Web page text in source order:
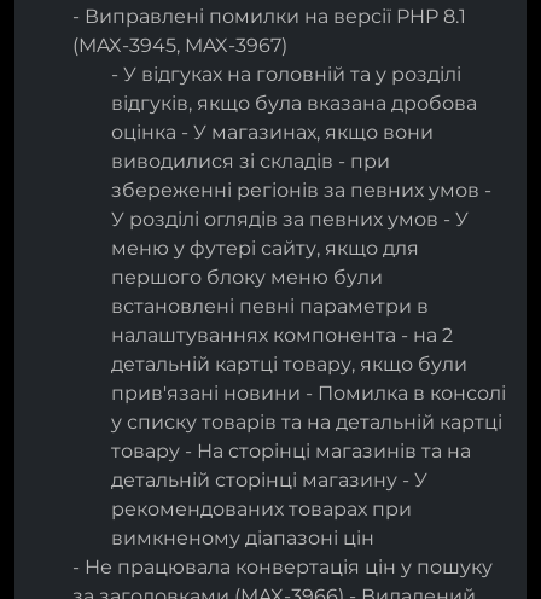
- Виправлені помилки на версії PHP 8.1
(MAX-3945, MAX-3967)
- У відгуках на головній та у розділі
відгуків, якщо була вказана дробова
оцінка - У магазинах, якщо вони
виводилися зі складів - при
збереженні регіонів за певних умов -
У розділі оглядів за певних умов - У
меню у футері сайту, якщо для
першого блоку меню були
встановлені певні параметри в
налаштуваннях компонента - на 2
детальній картці товару, якщо були
прив'язані новини - Помилка в консолі
у списку товарів та на детальній картці
товару - На сторінці магазинів та на
детальній сторінці магазину - У
рекомендованих товарах при
вимкненому діапазоні цін
- Не працювала конвертація цін у пошуку